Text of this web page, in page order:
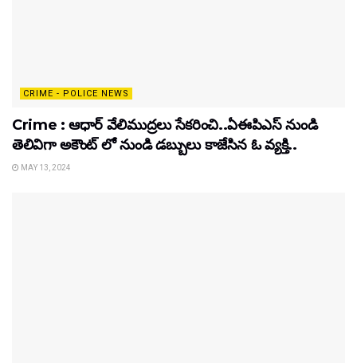
CRIME - POLICE NEWS
Crime : ఆధార్ వేలిముద్రలు సేకరించి..ఏఈపిఎస్ నుండి
తెలివిగా అకౌంట్ లో నుండి డబ్బులు కాజేసిన ఓ వ్యక్తి..
MAY 13, 2024